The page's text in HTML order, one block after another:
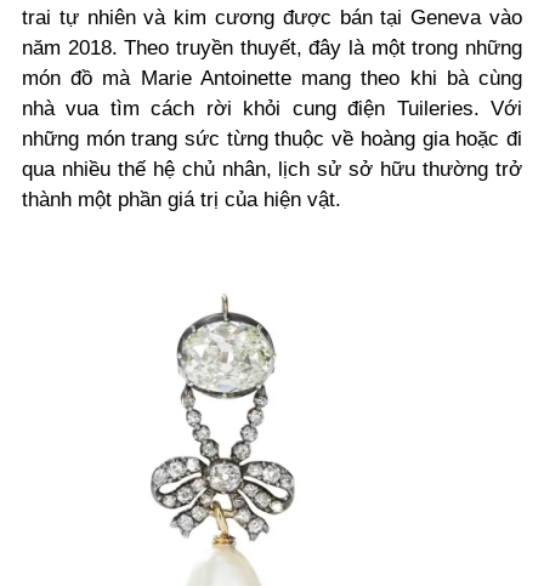
trai tự nhiên và kim cương được bán tại Geneva vào
năm 2018. Theo truyền thuyết, đây là một trong những
món đồ mà Marie Antoinette mang theo khi bà cùng
nhà vua tìm cách rời khỏi cung điện Tuileries. Với
những món trang sức từng thuộc về hoàng gia hoặc đi
qua nhiều thế hệ chủ nhân, lịch sử sở hữu thường trở
thành một phần giá trị của hiện vật.